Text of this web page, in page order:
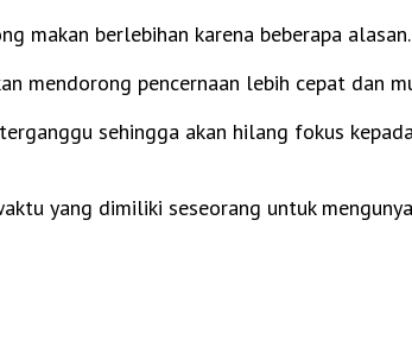
makan berlebihan karena beberapa alasan.
mendorong pencernaan lebih cepat dan
sehingga akan hilang fokus
yang dimiliki seseorang untuk